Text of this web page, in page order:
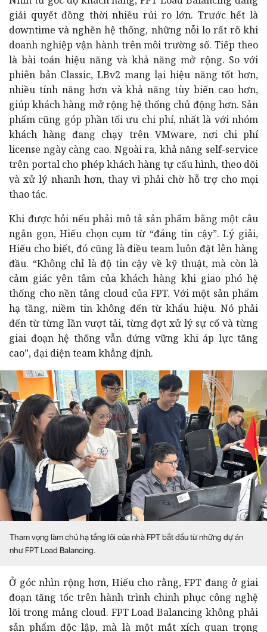
giải quyết đồng thời nhiều rủi ro lớn. Trước hết là
downtime và nghẽn hệ thống, những nỗi lo rất rõ khi
doanh nghiệp vận hành trên môi trường số. Tiếp theo
là bài toán hiệu năng và khả năng mở rộng. So với
phiên bản Classic, LBv2 mang lại hiệu năng tốt hơn,
nhiều tính năng hơn và khả năng tùy biến cao hơn,
giúp khách hàng mở rộng hệ thống chủ động hơn. Sản
phẩm cũng góp phần tối ưu chi phí, nhất là với nhóm
khách hàng đang chạy trên VMware, nơi chi phí
license ngày càng cao. Ngoài ra, khả năng self-service
trên portal cho phép khách hàng tự cấu hình, theo dõi
và xử lý nhanh hơn, thay vì phải chờ hỗ trợ cho mọi
thao tác.
Khi được hỏi nếu phải mô tả sản phẩm bằng một câu
ngắn gọn, Hiếu chọn cụm từ “đáng tin cậy”. Lý giải,
Hiếu cho biết, đó cũng là điều team luôn đặt lên hàng
đầu. “Không chỉ là độ tin cậy về kỹ thuật, mà còn là
cảm giác yên tâm của khách hàng khi giao phó hệ
thống cho nền tảng cloud của FPT. Với một sản phẩm
hạ tầng, niềm tin không đến từ khẩu hiệu. Nó phải
đến từ từng lần vượt tải, từng đợt xử lý sự cố và từng
giai đoạn hệ thống vẫn đứng vững khi áp lực tăng
cao”, đại diện team khẳng định.
Tham vọng làm chủ hạ tầng lõi của nhà FPT bắt đầu từ những dự án
như FPT Load Balancing.
Ở góc nhìn rộng hơn, Hiếu cho rằng, FPT đang ở giai
đoạn tăng tốc trên hành trình chinh phục công nghệ
lõi trong mảng cloud. FPT Load Balancing không phải
sản phẩm độc lập, mà là một mắt xích quan trọng